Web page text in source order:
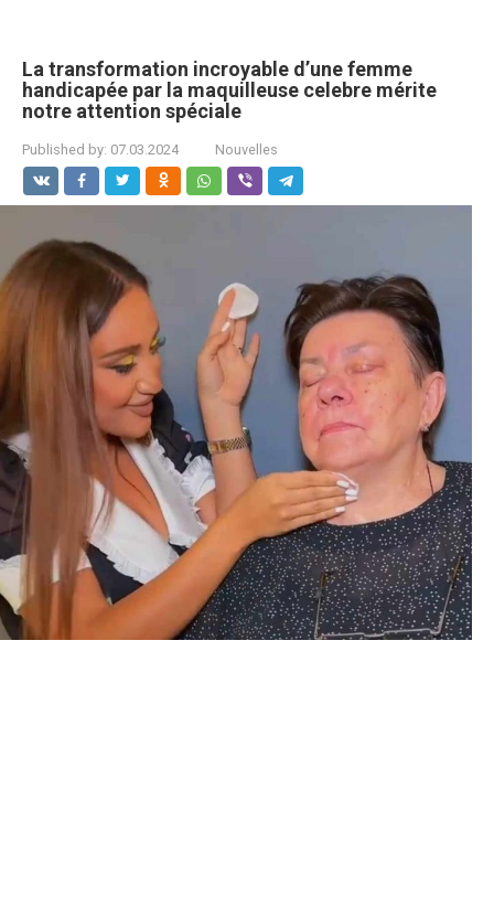
La transformation incroyable d’une femme
handicapée par la maquilleuse celebre mérite
notre attention spéciale
Published by: 07.03.2024 Nouvelles